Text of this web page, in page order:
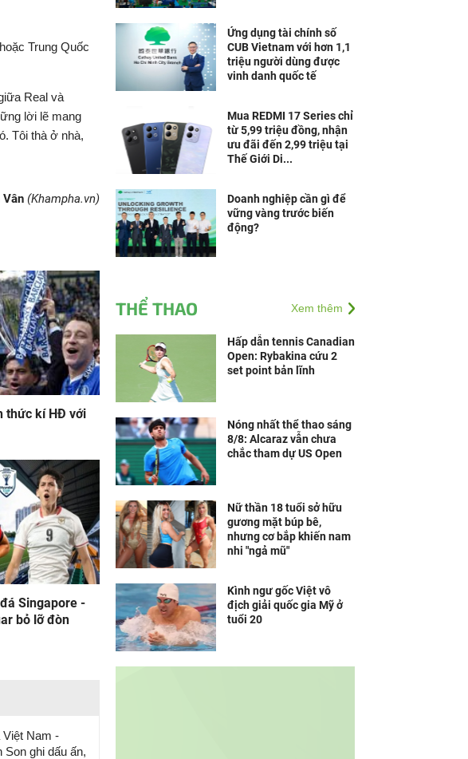
Trung Quốc
Real và
lời lẽ mang
Tôi thà ở nhà,
Vân (Khampha.vn)
thức kí HĐ với
Singapore -
bỏ lỡ đòn
Việt Nam -
Son ghi dấu ấn,
Ứng dụng tài chính số
CUB Vietnam với hơn 1,1
triệu người dùng được
vinh danh quốc tế
Mua REDMI 17 Series chỉ
từ 5,99 triệu đồng, nhận
ưu đãi đến 2,99 triệu tại
Thế Giới Di...
Doanh nghiệp cần gì để
vững vàng trước biến
động?
THỂ THAO Xem thêm
Hấp dẫn tennis Canadian
Open: Rybakina cứu 2
set point bản lĩnh
Nóng nhất thể thao sáng
8/8: Alcaraz vẫn chưa
chắc tham dự US Open
Nữ thần 18 tuổi sở hữu
gương mặt búp bê,
nhưng cơ bắp khiến nam
nhi "ngả mũ"
Kình ngư gốc Việt vô
địch giải quốc gia Mỹ ở
tuổi 20